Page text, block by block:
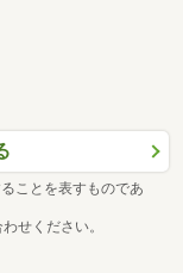
ことを表すものであ
せください。